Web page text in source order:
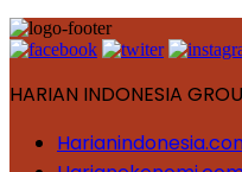
HARIAN INDONESIA